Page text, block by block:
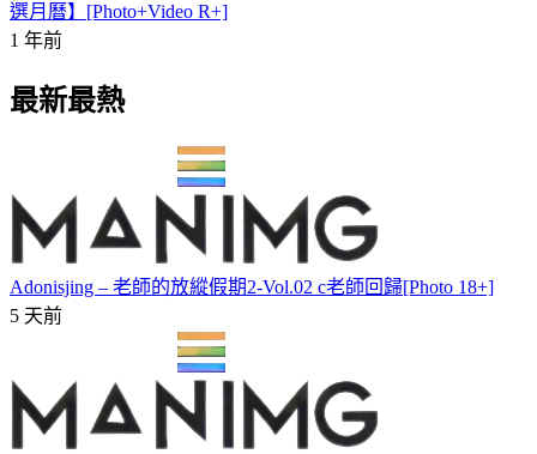
選月曆】[Photo+Video R+]
1 年前
最新最熱
Adonisjing – 老師的放縱假期2-Vol.02 c老師回歸[Photo 18+]
5 天前